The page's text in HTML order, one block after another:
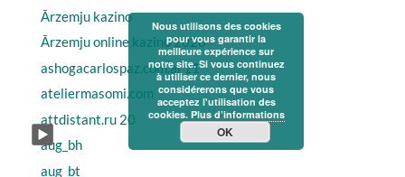
Ārzemju kazino
Ārzemju online kazino 2026
ashogacarlospaz.com.ar z1
ateliermasomi.com
attdistant.ru 20
aug_bh
aug_bt
Nous utilisons des cookies
pour vous garantir la
meilleure expérience sur
notre site. Si vous continuez
à utiliser ce dernier, nous
considérerons que vous
acceptez l'utilisation des
cookies. Plus d’informations
OK